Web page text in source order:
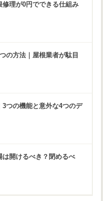
修理が0円でできる仕組み
の方法｜屋根業者が駄目
つの機能と意外な4つのデ
開けるべき？閉めるべ